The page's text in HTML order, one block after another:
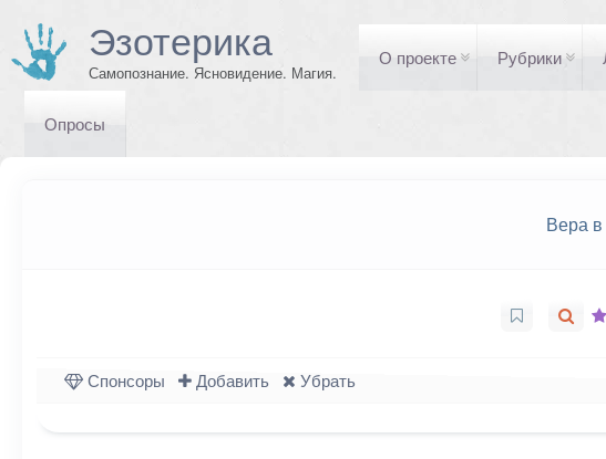
Эзотерика
Самопознание. Ясновидение. Магия.
О проекте Рубрики
Опросы
Вера
Спонсоры Добавить Убрать